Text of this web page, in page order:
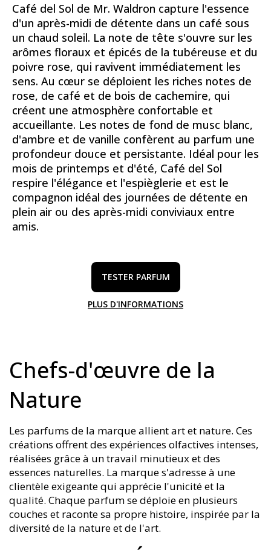
Café del Sol de Mr. Waldron capture l'essence
d'un après-midi de détente dans un café sous
un chaud soleil. La note de tête s'ouvre sur les
arômes floraux et épicés de la tubéreuse et du
poivre rose, qui ravivent immédiatement les
sens. Au cœur se déploient les riches notes de
rose, de café et de bois de cachemire, qui
créent une atmosphère confortable et
accueillante. Les notes de fond de musc blanc,
d'ambre et de vanille confèrent au parfum une
profondeur douce et persistante. Idéal pour les
mois de printemps et d'été, Café del Sol
respire l'élégance et l'espièglerie et est le
compagnon idéal des journées de détente en
plein air ou des après-midi conviviaux entre
amis.
TESTER PARFUM
PLUS D'INFORMATIONS
Chefs-d'œuvre de la
Nature
Les parfums de la marque allient art et nature. Ces
créations offrent des expériences olfactives intenses,
réalisées grâce à un travail minutieux et des
essences naturelles. La marque s'adresse à une
clientèle exigeante qui apprécie l'unicité et la
qualité. Chaque parfum se déploie en plusieurs
couches et raconte sa propre histoire, inspirée par la
diversité de la nature et de l'art.